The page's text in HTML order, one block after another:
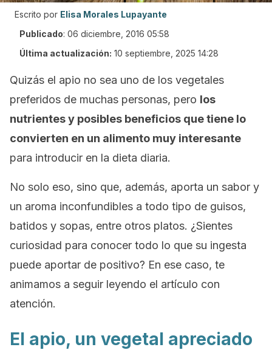
Escrito por Elisa Morales Lupayante
Publicado: 06 diciembre, 2016 05:58
Última actualización: 10 septiembre, 2025 14:28
Quizás el apio no sea uno de los vegetales
preferidos de muchas personas, pero los
nutrientes y posibles beneficios que tiene lo
convierten en un alimento muy interesante
para introducir en la dieta diaria.
No solo eso, sino que, además, aporta un sabor y
un aroma inconfundibles a todo tipo de guisos,
batidos y sopas, entre otros platos. ¿Sientes
curiosidad para conocer todo lo que su ingesta
puede aportar de positivo? En ese caso, te
animamos a seguir leyendo el artículo con
atención.
El apio, un vegetal apreciado